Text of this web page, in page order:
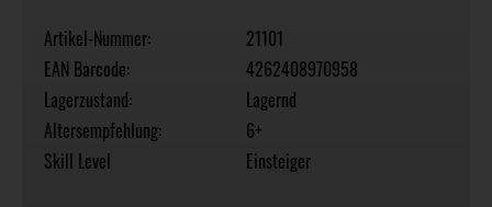
Artikel-Nummer:
21101
EAN Barcode:
4262408970958
Lagerzustand:
Lagernd
Altersempfehlung:
6+
Skill Level
Einsteiger